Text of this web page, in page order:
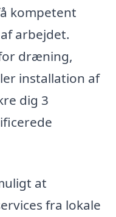
kompetent
arbejdet.
dræning,
installation af
dig 3
at
fra lokale